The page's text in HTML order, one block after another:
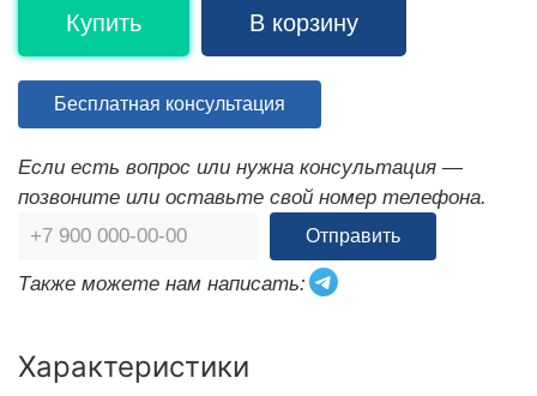
Купить В корзину
Бесплатная консультация
Если есть вопрос или нужна консультация —
позвоните или оставьте свой номер телефона.
Отправить
Также можете нам написать:
Характеристики